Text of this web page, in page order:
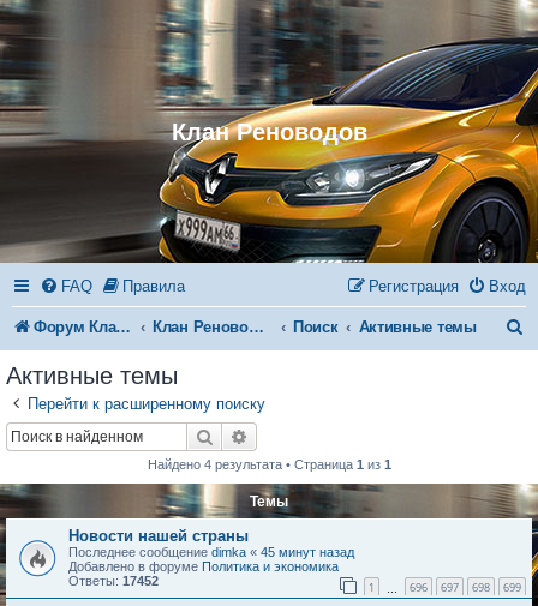
Клан Реноводов
FAQ Правила Вход
Регистрация
Форум Клана Реноводов Клан Реноводов Поиск Активные темы
Активные темы
Перейти к расширенному поиску
Поиск
Найдено 4 результата • Страница 1 из 1
Темы
Новости нашей страны
Последнее сообщение dimka « 45 минут назад
Добавлено в форуме Политика и экономика
Ответы: 17452 1 696 697 698 699